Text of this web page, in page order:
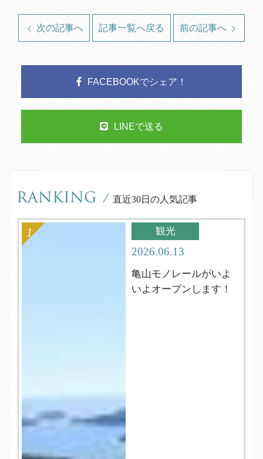
次の記事へ 記事一覧へ戻る 前の記事へ
FACEBOOKでシェア！
LINEで送る
RANKING / 直近30日の人気記事
観光
2026.06.13
亀山モノレールがいよ
いよオープンします！